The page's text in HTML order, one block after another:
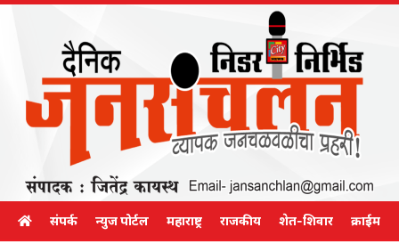
संपर्क न्युज पोर्टल महाराष्ट्र राजकीय शेत-शिवार क्राईम